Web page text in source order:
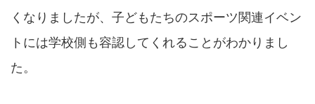
くなりましたが、子どもたちのスポーツ関連イベン
トには学校側も容認してくれることがわかりまし
た。